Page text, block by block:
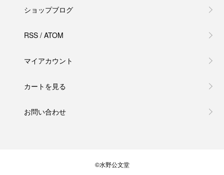
ショップブログ
RSS/ ATOM
マイアカウント
カートを見る
お問い合わせ
©水野公文堂